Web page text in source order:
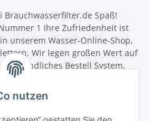
Brauchwasserfilter.de Spaß!
1 Ihre Zufriedenheit ist
unserem Wasser-Online-Shop,
Wir legen großen Wert auf
Bestell System.
über umfangreiches fachliches
Fragen gerne weiter. Wir freuen
mit Ihnen sowie die
Freunden, Fischzucht und
nutzen